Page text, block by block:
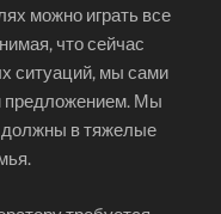
можно играть все
что сейчас
ситуаций, мы сами
предложением. Мы
должны в тяжелые